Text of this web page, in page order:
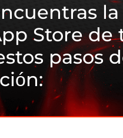
Store de
pasos